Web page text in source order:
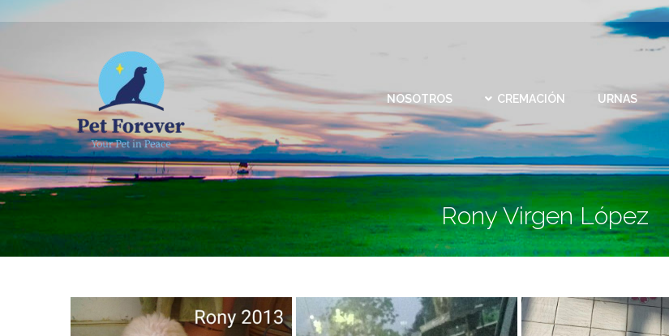
NOSOTROS CREMACIÓN URNAS
Rony Virgen López
CONTACTO